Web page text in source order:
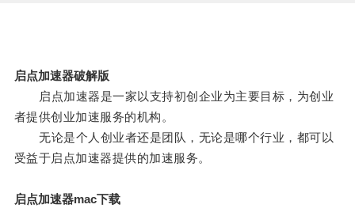
启点加速器破解版
启点加速器是一家以支持初创企业为主要目标，为创业
者提供创业加速服务的机构。
无论是个人创业者还是团队，无论是哪个行业，都可以
受益于启点加速器提供的加速服务。
启点加速器mac下载